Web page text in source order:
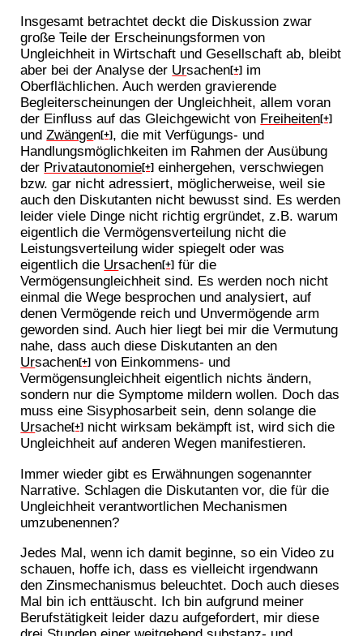
Insgesamt betrachtet deckt die Diskussion zwar
große Teile der Erscheinungsformen von
Ungleichheit in Wirtschaft und Gesellschaft ab, bleibt
aber bei der Analyse der Ursachen[+] im
Oberflächlichen. Auch werden gravierende
Begleiterscheinungen der Ungleichheit, allem voran
der Einfluss auf das Gleichgewicht von Freiheiten[+]
undZwängen[+] , die mit Verfügungs- und
Handlungsmöglichkeiten im Rahmen der Ausübung
der Privatautonomie[+] einhergehen, verschwiegen
bzw. gar nicht adressiert, möglicherweise, weil sie
auch den Diskutanten nicht bewusst sind. Es werden
leider viele Dinge nicht richtig ergründet, z.B. warum
eigentlich die Vermögensverteilung nicht die
Leistungsverteilung wider spiegelt oder was
eigentlich die Ursachen[+] für die
Vermögensungleichheit sind. Es werden noch nicht
einmal die Wege besprochen und analysiert, auf
denen Vermögende reich und Unvermögende arm
geworden sind. Auch hier liegt bei mir die Vermutung
nahe, dass auch diese Diskutanten an den
Ursachen[+] von Einkommens- und
Vermögensungleichheit eigentlich nichts ändern,
sondern nur die Symptome mildern wollen. Doch das
muss eine Sisyphosarbeit sein, denn solange die
Ursache[+] nicht wirksam bekämpft ist, wird sich die
Ungleichheit auf anderen Wegen manifestieren.
Immer wieder gibt es Erwähnungen sogenannter
Narrative. Schlagen die Diskutanten vor, die für die
Ungleichheit verantwortlichen Mechanismen
umzubenennen?
Jedes Mal, wenn ich damit beginne, so ein Video zu
schauen, hoffe ich, dass es vielleicht irgendwann
den Zinsmechanismus beleuchtet. Doch auch dieses
Mal bin ich enttäuscht. Ich bin aufgrund meiner
Berufstätigkeit leider dazu aufgefordert, mir diese